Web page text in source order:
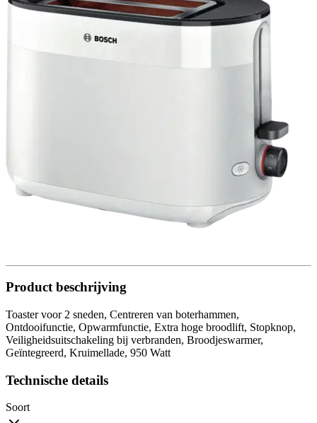
Product beschrijving
Toaster voor 2 sneden, Centreren van boterhammen,
Ontdooifunctie, Opwarmfunctie, Extra hoge broodlift, Stopknop,
Veiligheidsuitschakeling bij verbranden, Broodjeswarmer,
Geïntegreerd, Kruimellade, 950 Watt
Technische details
Soort